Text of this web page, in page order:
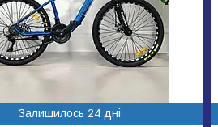
Залишилось 24 дні